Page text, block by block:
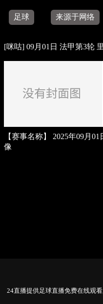
足球 来源于网络
[咪咕] 09月01日 法甲第3轮
【赛事名称】
2025年09月
像
24直播提供足球直播免费在线观